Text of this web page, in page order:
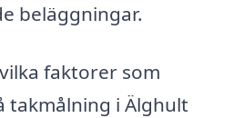
beläggningar.
faktorer som
takmålning i Älghult